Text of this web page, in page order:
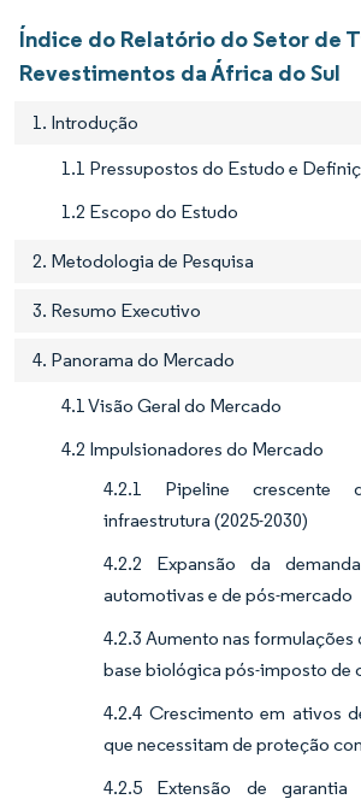
Índice do Relatório do Setor de
Revestimentos da África do Sul
1. Introdução
1.1 Pressupostos do Estudo e
1.2 Escopo do Estudo
2. Metodologia de Pesquisa
3. Resumo Executivo
4. Panorama do Mercado
4.1 Visão Geral do Mercado
4.2 Impulsionadores do Mercado
4.2.1 Pipeline crescente
infraestrutura (2025-2030)
4.2.2 Expansão da
automotivas e de pós-mercado
4.2.3 Aumento nas formulações
base biológica pós-imposto de
4.2.4 Crescimento em ativos
que necessitam de proteção
4.2.5 Extensão de garantia